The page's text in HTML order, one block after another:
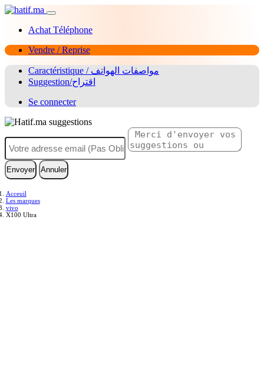
Achat Téléphone
Vendre / Reprise
Caractéristique / مواصفات الهواتف
Suggestion/اقتراح
Se connecter
Envoyer Annuler
Acceuil
Les marques
vivo
X100 Ultra